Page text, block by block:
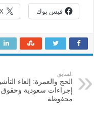
فيس بوك X
السابق
الحج والعمرة: إلغاء
إجراءات سعودية وحقوق
محفوظة